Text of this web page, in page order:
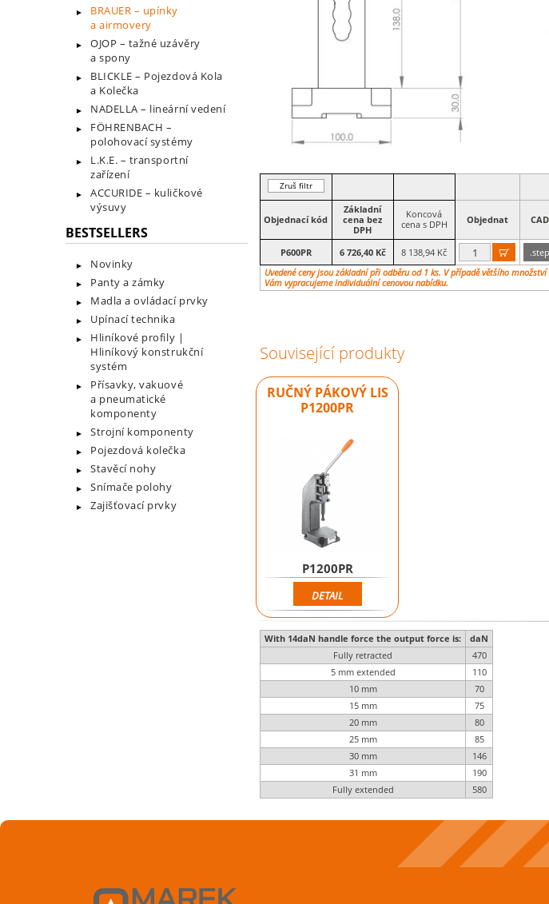
BRAUER – upínky
a airmovery
OJOP – tažné uzávěry
a spony
BLICKLE – Pojezdová Kola
a Kolečka
NADELLA – lineární vedení
FÖHRENBACH –
polohovací systémy
L.K.E. – transportní
zařízení
ACCURIDE – kuličkové
výsuvy
BESTSELLERS
Novinky
Panty a zámky
Madla a ovládací prvky
Upínací technika
Hliníkové profily |
Hliníkový konstrukční
systém
Přísavky, vakuové
a pneumatické
komponenty
Strojní komponenty
Pojezdová kolečka
Stavěcí nohy
Snímače polohy
Zajišťovací prvky
Zruš filtr
Objednací kód
Základní
cena bez
DPH
Koncová
cena s DPH
Objednat CAD
P600PR 6 726,40 Kč 8 138,94 Kč 
.step
Uvedené ceny jsou základní při odběru od 1 ks. V případě většího množství
Vám vypracujeme individuální cenovou nabídku.
Související produkty
RUČNÝ PÁKOVÝ LIS
P1200PR
P1200PR
DETAIL
With 14daN handle force the output force is:
daN
Fully retracted
470
5 mm extended
110
10 mm
70
15 mm
75
20 mm
80
25 mm
85
30 mm
146
31 mm
190
Fully extended
580